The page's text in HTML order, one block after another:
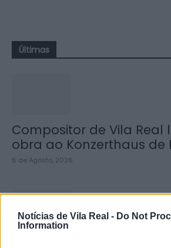
Notícias de Vila Real - Do Not
Information
Últimas
Compositor de Vila Real
obra ao Konzerthaus de
6 de Agosto, 2026